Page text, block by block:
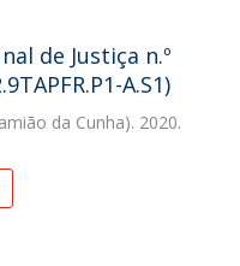
de Justiça n.º
A.S1)
da Cunha). 2020.